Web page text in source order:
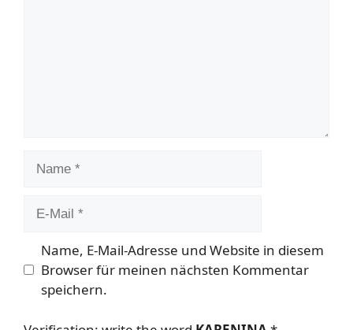
Name, E-Mail-Adresse und Website in diesem
Browser für meinen nächsten Kommentar
speichern.